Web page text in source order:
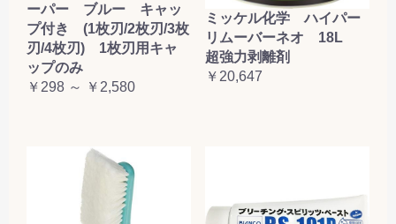
ーパー ブルー キャッ
プ付き (1枚刃/2枚刃/3枚
刃/4枚刃) 1枚刃用キャ
ップのみ
￥298 ～ ￥2,580
ミッケル化学 ハイパー
リムーバーネオ 18L
超強力剥離剤
￥20,647